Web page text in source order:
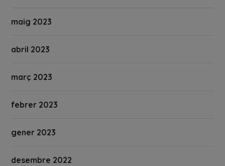
maig 2023
abril 2023
març 2023
febrer 2023
gener 2023
desembre 2022